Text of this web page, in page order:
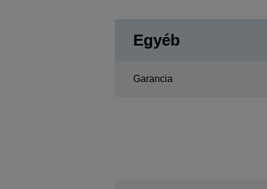
Egyéb
Garancia